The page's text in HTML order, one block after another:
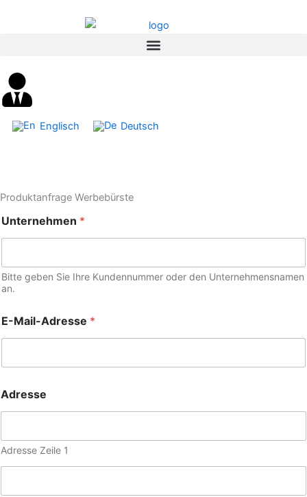
Englisch Deutsch
Produktanfrage Werbebürste
Unternehmen *
Bitte geben Sie Ihre Kundennummer oder den Unternehmensnamen
an.
E-Mail-Adresse *
Adresse
Adresse Zeile 1